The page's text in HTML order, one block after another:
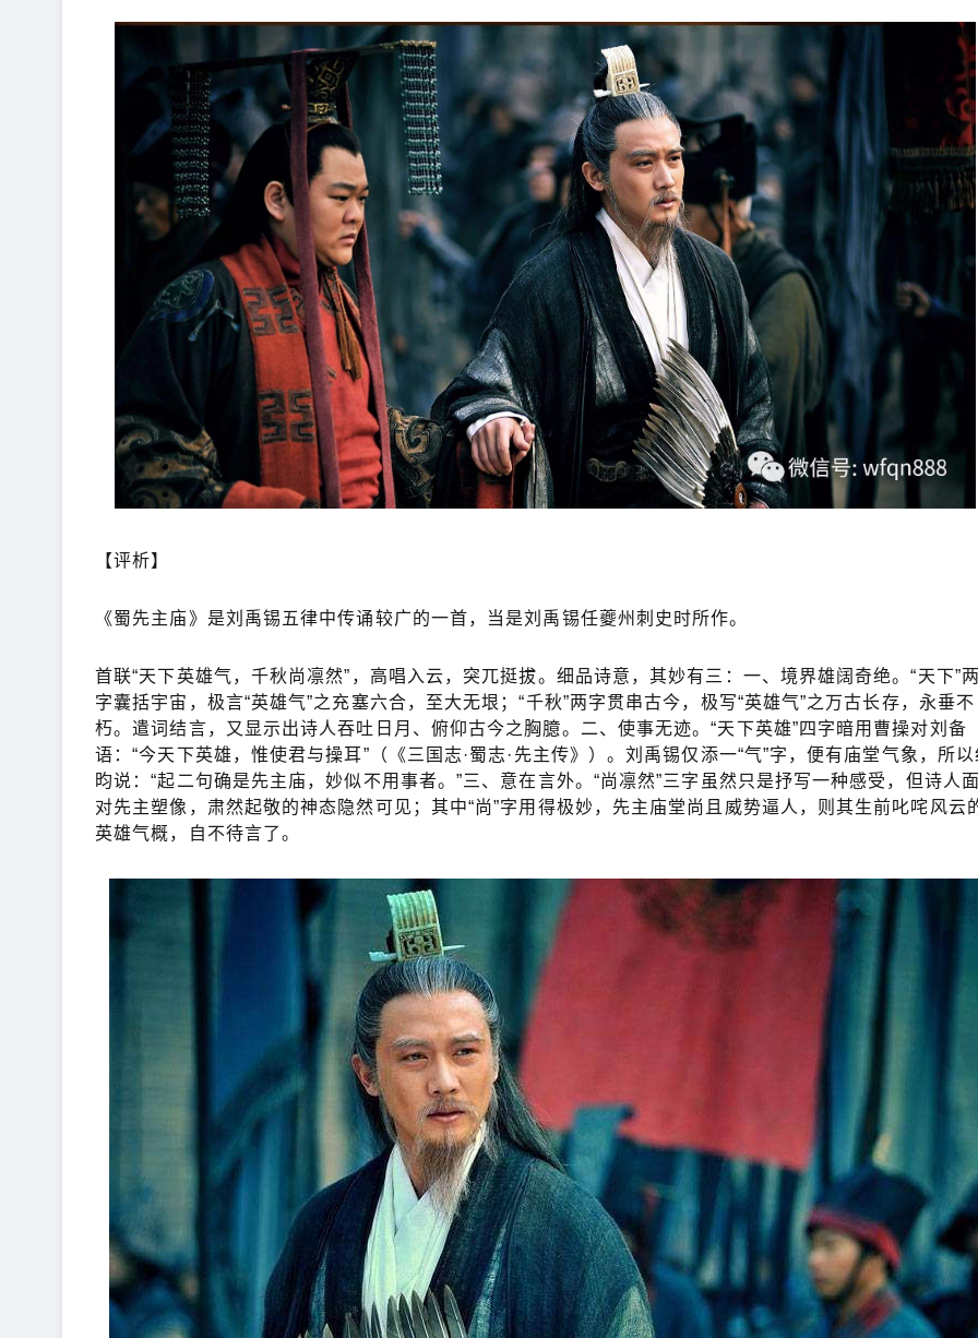
【评析】
《蜀先主庙》是刘禹锡五律中传诵较广的一首，当是刘禹锡任夔州刺史时所作。
首联“天下英雄气，千秋尚凛然”，高唱入云，突兀挺拔。细品诗意，其妙有三：一、境界雄阔奇绝。“天下”
字囊括宇宙，极言“英雄气”之充塞六合，至大无垠；“千秋”两字贯串古今，极写“英雄气”之万古长存，永垂不
朽。遣词结言，又显示出诗人吞吐日月、俯仰古今之胸臆。二、使事无迹。“天下英雄”四字暗用曹操对刘备
语：“今天下英雄，惟使君与操耳”（《三国志·蜀志·先主传》）。刘禹锡仅添一“气”字，便有庙堂气象，所
昀说：“起二句确是先主庙，妙似不用事者。”三、意在言外。“尚凛然”三字虽然只是抒写一种感受，但诗人
对先主塑像，肃然起敬的神态隐然可见；其中“尚”字用得极妙，先主庙堂尚且威势逼人，则其生前叱咤风云
英雄气概，自不待言了。